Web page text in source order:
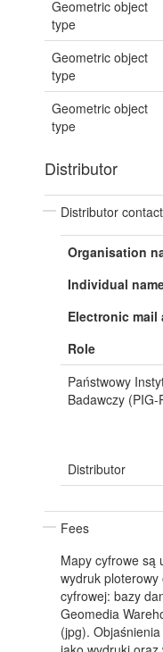
Geometric object
type
Geometric object
type
Geometric object
type
Distributor
Distributor contact
Organisation
Individual
Electronic mail
Role
Państwowy
Badawczy (PIG-
Distributor
Fees
Mapy cyfrowe są
wydruk
cyfrowej: bazy
Geomedia
(jpg).